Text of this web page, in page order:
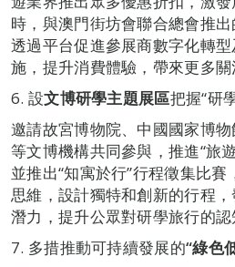
時，與澳門街坊會聯合總會推出
透過平台促進參展商數字化轉
施，提升消費體驗，帶來更多關
6. 設文博研學主題展區把握“研
邀請故宮博物院、中國國家博
等文博機構共同參與，推進“旅
並推出“知寓於行”行程徵集比
思維，設計獨特和創新的行程
潛力，提升公眾對研學旅行的認
7. 多措推動可持續發展的“綠色